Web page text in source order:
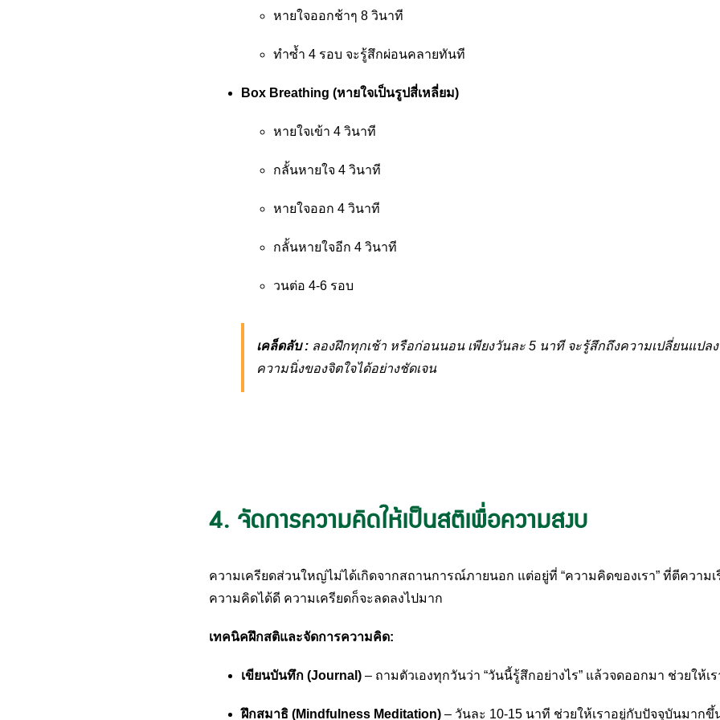
หายใจออกช้าๆ 8 วินาที
ทำซ้ำ 4 รอบ จะรู้สึกผ่อนคลายทันที
Box Breathing (หายใจเป็นรูปสี่เหลี่ยม)
หายใจเข้า 4 วินาที
กลั้นหายใจ 4 วินาที
หายใจออก 4 วินาที
กลั้นหายใจอีก 4 วินาที
วนต่อ 4-6 รอบ
เคล็ดลับ : ลองฝึกทุกเช้า หรือก่อนนอน เพียงวันละ 5 นาที จะรู้สึกถึงความเปลี่ยนแป
ความนิ่งของจิตใจได้อย่างชัดเจน
4. จัดการความคิดให้เป็นสติเพื่อความสงบ
ความเครียดส่วนใหญ่ไม่ได้เกิดจากสถานการณ์ภายนอก แต่อยู่ที่ “ความคิดของเรา” ที่ตีความเ
ความคิดได้ดี ความเครียดก็จะลดลงไปมาก
เทคนิคฝึกสติและจัดการความคิด:
เขียนบันทึก (Journal) – ถามตัวเองทุกวันว่า “วันนี้รู้สึกอย่างไร” แล้วจดออกมา ช่วยให้
ฝึกสมาธิ (Mindfulness Meditation) – วันละ 10-15 นาที ช่วยให้เราอยู่กับปัจจุบันมากขึ้